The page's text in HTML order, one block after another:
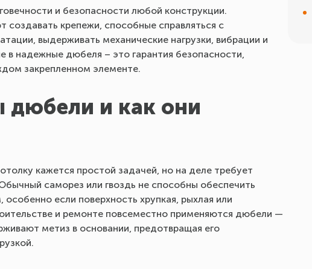
и безопасности любой конструкции.
создавать крепежи, способные справляться с
выдерживать механические нагрузки, вибрации и
в надежные дюбеля – это гарантия безопасности,
закрепленном элементе.
дюбели и как они
кажется простой задачей, но на деле требует
саморез или гвоздь не способны обеспечить
если поверхность хрупкая, рыхлая или
и ремонте повсеместно применяются дюбели —
метиз в основании, предотвращая его